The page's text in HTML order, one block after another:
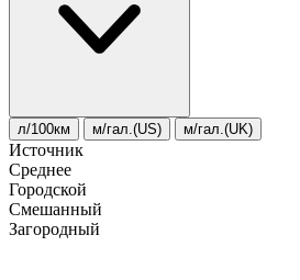
л/100км м/гал.(US) м/гал.(UK)
Источник
Среднее
Городской
Смешанный
Загородный